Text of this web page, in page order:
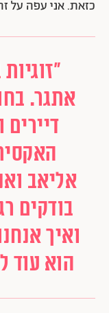
כזאת. אני עפה על
אליאב
בודקים
ואיך
הוא עוד